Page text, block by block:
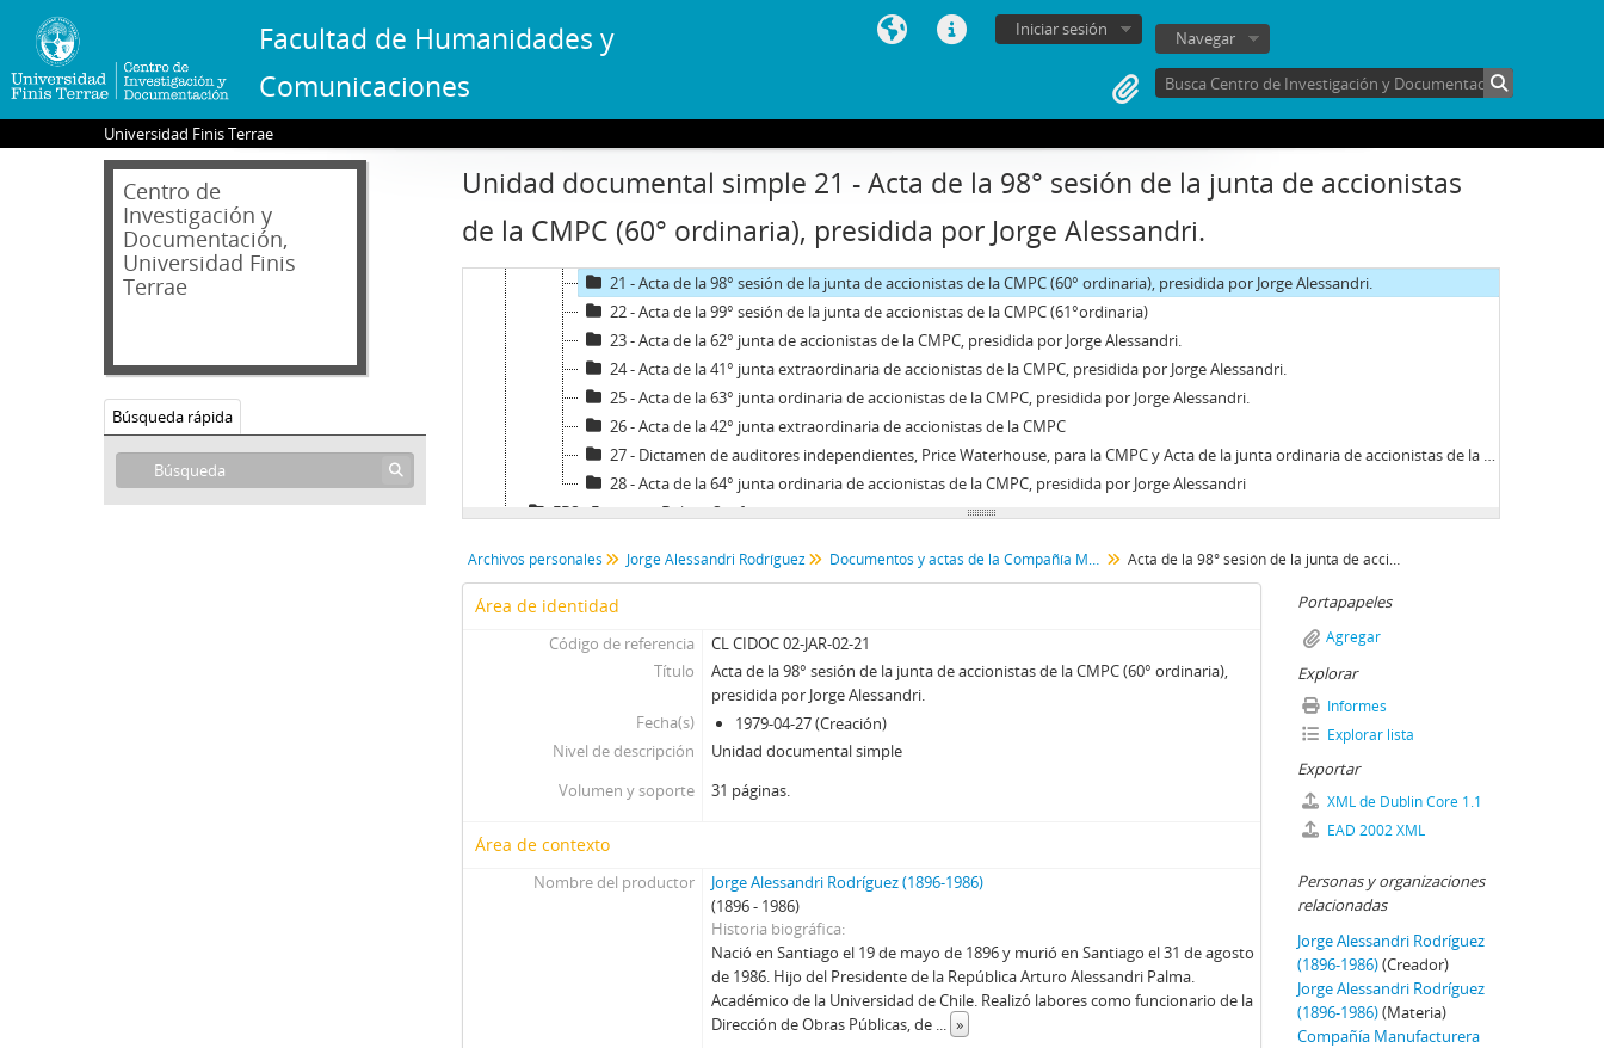
Facultad de Humanidades y
Comunicaciones
Iniciar sesión Navegar
Universidad Finis Terrae
Centro de
Investigación y
Documentación,
Universidad Finis
Terrae
Búsqueda rápida
Unidad documental simple 21 - Acta de la 98° sesión de la junta de accionistas
de la CMPC (60° ordinaria), presidida por Jorge Alessandri.
12 - Acta de la 92° sesión de la junta de accionistas de la CMPC (55° ordinaria), presidida por Jorge Alessandri.
13 - Acta de la 93° sesión de la junta de accionistas de la CMPC (56° ordinaria), presidida por Jorge Alessandri.
14 - Acta de la junta extraordinaria de accionistas de la CMPC, presidida por Jorge Alessandri.
15 - Acta de la 95° sesión de la junta de accionistas de la CMPC (57° ordinaria), presidida por Jorge Alessandri.
17 - Acta de la junta extraordinaria de accionistas de la CMPC, presidida por Jorge Alessandri.
18 - Acta de la 97° sesión de la junta de accionistas de la CMPC (40° extraordinaria), presidida por Jorge Alessandri.
19 - Acta de la 97° sesión de la junta de accionistas de la CMPC (59° ordinaria), presidida por Jorge Alessandri.
20 - Acta de la 97° sesión de la junta de accionistas de la CMPC (59° ordinaria), presidida por Jorge Alessandri.
21 - Acta de la 98° sesión de la junta de accionistas de la CMPC (60° ordinaria), presidida por Jorge Alessandri.
22 - Acta de la 99° sesión de la junta de accionistas de la CMPC (61°ordinaria)
23 - Acta de la 62° junta de accionistas de la CMPC, presidida por Jorge Alessandri.
24 - Acta de la 41° junta extraordinaria de accionistas de la CMPC, presidida por Jorge Alessandri.
25 - Acta de la 63° junta ordinaria de accionistas de la CMPC, presidida por Jorge Alessandri.
26 - Acta de la 42° junta extraordinaria de accionistas de la CMPC
27 - Dictamen de auditores independientes, Price Waterhouse, para la CMPC y Acta de la junta ordinaria de accionistas de la CMPC, presidida por Jorge Alessandri.
28 - Acta de la 64° junta ordinaria de accionistas de la CMPC, presidida por Jorge Alessandri
FBS - Francisco Bulnes Sanfuentes
JFFL - Juan Francisco Fresno Larraín
GIF - Gonzalo Izquierdo Fernández
RKV - Roberto Tomás Kelly Vásquez
RVA - Rafael Valdivieso Ariztía
AMP - Alfonso Marquéz de la Plata Yrarrázaval
FMA - Fernando Matthei Aubel
Archivos personales Jorge Alessandri Rodríguez Documentos y actas de la Compañía Manufacturera de Papeles y Cartones Acta de la 98° sesión de la junta de accionistas de la CMPC (60° ordinaria), presidida por Jorge Alessandri.
Área de identidad
Código de referencia
CL CIDOC 02-JAR-02-21
Título
Acta de la 98° sesión de la junta de accionistas de la CMPC (60° ordinaria),
presidida por Jorge Alessandri.
Fecha(s)
1979-04-27 (Creación)
Nivel de descripción
Unidad documental simple
Volumen y soporte
31 páginas.
Área de contexto
Nombre del productor
Jorge Alessandri Rodríguez (1896-1986)
(1896 - 1986)
Historia biográfica
Nació en Santiago el 19 de mayo de 1896 y murió en Santiago el 31 de agosto
de 1986. Hijo del Presidente de la República Arturo Alessandri Palma.
Académico de la Universidad de Chile. Realizó labores como funcionario de la
Dirección de Obras Públicas, de ... »
Portapapeles
Agregar
Explorar
Informes
Explorar lista
Exportar
XML de Dublin Core 1.1
EAD 2002 XML
Personas y organizaciones
relacionadas
Jorge Alessandri Rodríguez
(1896-1986)(Creador)
Jorge Alessandri Rodríguez
(1896-1986)(Materia)
Compañía Manufacturera